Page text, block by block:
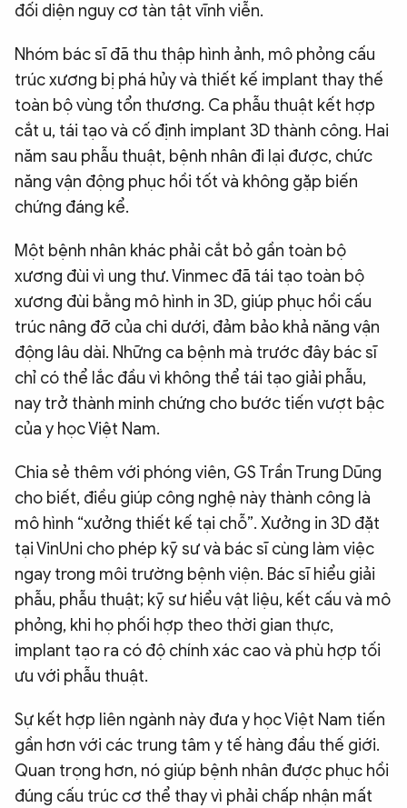
đối diện nguy cơ tàn tật vĩnh viễn.
Nhóm bác sĩ đã thu thập hình ảnh, mô phỏng cấu
trúc xương bị phá hủy và thiết kế implant thay thế
toàn bộ vùng tổn thương. Ca phẫu thuật kết hợp
cắt u, tái tạo và cố định implant 3D thành công. Hai
năm sau phẫu thuật, bệnh nhân đi lại được, chức
năng vận động phục hồi tốt và không gặp biến
chứng đáng kể.
Một bệnh nhân khác phải cắt bỏ gần toàn bộ
xương đùi vì ung thư. Vinmec đã tái tạo toàn bộ
xương đùi bằng mô hình in 3D, giúp phục hồi cấu
trúc nâng đỡ của chi dưới, đảm bảo khả năng vận
động lâu dài. Những ca bệnh mà trước đây bác sĩ
chỉ có thể lắc đầu vì không thể tái tạo giải phẫu,
nay trở thành minh chứng cho bước tiến vượt bậc
của y học Việt Nam.
Chia sẻ thêm với phóng viên, GS Trần Trung Dũng
cho biết, điều giúp công nghệ này thành công là
mô hình “xưởng thiết kế tại chỗ”. Xưởng in 3D đặt
tại VinUni cho phép kỹ sư và bác sĩ cùng làm việc
ngay trong môi trường bệnh viện. Bác sĩ hiểu giải
phẫu, phẫu thuật; kỹ sư hiểu vật liệu, kết cấu và mô
phỏng, khi họ phối hợp theo thời gian thực,
implant tạo ra có độ chính xác cao và phù hợp tối
ưu với phẫu thuật.
Sự kết hợp liên ngành này đưa y học Việt Nam tiến
gần hơn với các trung tâm y tế hàng đầu thế giới.
Quan trọng hơn, nó giúp bệnh nhân được phục hồi
đúng cấu trúc cơ thể thay vì phải chấp nhận mất